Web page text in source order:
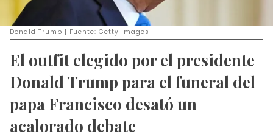
Donald Trump | Fuente: Getty Images
El outfit elegido por el presidente
Donald Trump para el funeral del
papa Francisco desató un
acalorado debate